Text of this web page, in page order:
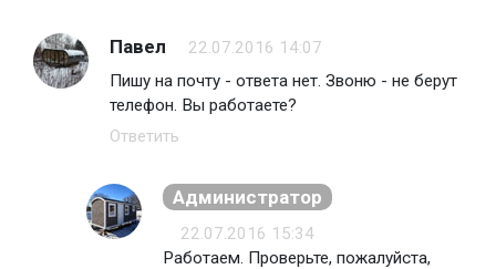
Павел
22.07.2016 14:07
Пишу на почту - ответа нет. Звоню - не берут
телефон. Вы работаете?
Ответить
Администратор
22.07.2016 15:34
Работаем. Проверьте, пожалуйста,